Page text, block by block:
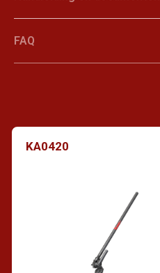
FAQ
KA0420